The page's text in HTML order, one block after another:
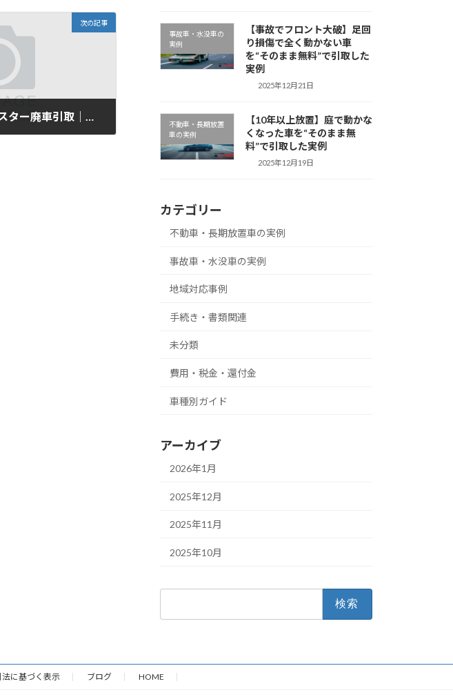
次の記事
兵庫県でスバルフォレスター廃車引取｜平成28年式・8万km
事故車・水没車の
実例
【事故でフロント大破】足回
り損傷で全く動かない車
を“そのまま無料”で引取した
実例
2025年12月21日
不動車・長期放置
車の実例
【10年以上放置】庭で動かな
くなった車を“そのまま無
料”で引取した実例
2025年12月19日
カテゴリー
不動車・長期放置車の実例
事故車・水没車の実例
地域対応事例
手続き・書類関連
未分類
費用・税金・還付金
車種別ガイド
アーカイブ
2026年1月
2025年12月
2025年11月
2025年10月
に基づく表示 ブログ HOME